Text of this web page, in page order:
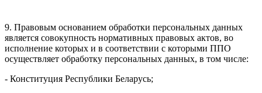
9. Правовым основанием обработки персональных данных
является совокупность нормативных правовых актов, во
исполнение которых и в соответствии с которыми ППО
осуществляет обработку персональных данных, в том числе:
- Конституция Республики Беларусь;